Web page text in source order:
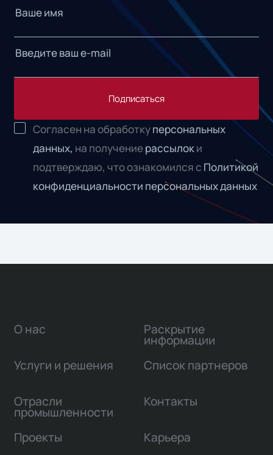
Подписаться
Согласен на обработкуперсональных
данных, на получениерассылоки
подтверждаю, что ознакомился с Политикой
конфиденциальности персональных данных
О нас
Услуги и решения
Отрасли
промышленности
Проекты
Раскрытие
информации
Список партнеров
Контакты
Карьера